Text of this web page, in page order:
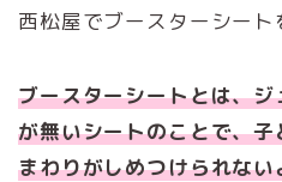
西松屋でブースターシート
ブースターシートとは、
が無いシートのことで、
まわりがしめつけられな